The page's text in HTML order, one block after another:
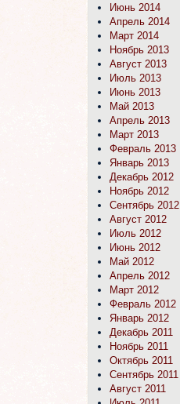
Июнь 2014
Апрель 2014
Март 2014
Ноябрь 2013
Август 2013
Июль 2013
Июнь 2013
Май 2013
Апрель 2013
Март 2013
Февраль 2013
Январь 2013
Декабрь 2012
Ноябрь 2012
Сентябрь 2012
Август 2012
Июль 2012
Июнь 2012
Май 2012
Апрель 2012
Март 2012
Февраль 2012
Январь 2012
Декабрь 2011
Ноябрь 2011
Октябрь 2011
Сентябрь 2011
Август 2011